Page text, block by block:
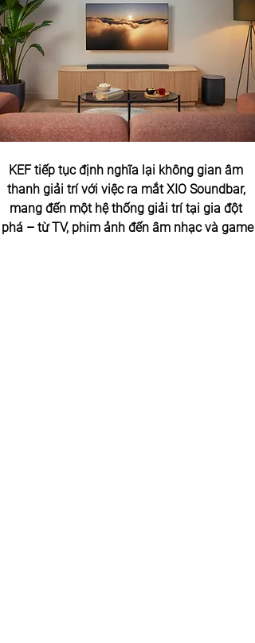
KEF tiếp tục định nghĩa lại không gian âm
thanh giải trí với việc ra mắt XIO Soundbar,
mang đến một hệ thống giải trí tại gia đột
phá – từ TV, phim ảnh đến âm nhạc và game